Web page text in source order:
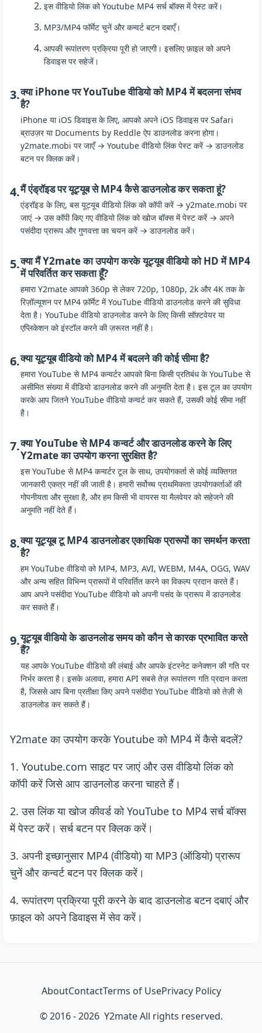
इस वीडियो लिंक को Youtube MP4 सर्च बॉक्स में पेस्ट करें।
MP3/MP4 फॉर्मेट चुनें और कन्वर्ट बटन दबाएँ।
आपकी रूपांतरण प्रक्रिया पूरी हो जाएगी। इसलिए फ़ाइल को अपने
डिवाइस पर सहेजें।
3.क्या iPhone पर YouTube वीडियो को MP4 में बदलना संभव
है?
iPhone या iOS डिवाइस के लिए, आपको अपने iOS डिवाइस पर Safari
ब्राउज़र या Documents by Reddle ऐप डाउनलोड करना होगा।
y2mate.mobi पर जाएँ → Youtube वीडियो लिंक पेस्ट करें → डाउनलोड
बटन पर क्लिक करें।
4.मैं एंड्रॉइड पर यूट्यूब से MP4 कैसे डाउनलोड कर सकता हूं?
एंड्रॉइड के लिए, बस यूट्यूब वीडियो लिंक को कॉपी करें → y2mate.mobi पर
जाएं → उस कॉपी किए गए वीडियो लिंक को खोज बॉक्स में पेस्ट करें → अपने
पसंदीदा प्रारूप और गुणवत्ता का चयन करें → डाउनलोड करें।
5.क्या मैं Y2mate का उपयोग करके यूट्यूब वीडियो को HD में MP4
में परिवर्तित कर सकता हूँ?
हमारा Y2mate आपको 360p से लेकर 720p, 1080p, 2k और 4K तक के
रिज़ॉल्यूशन पर MP4 फ़ॉर्मेट में YouTube वीडियो डाउनलोड करने की सुविधा
देता है। YouTube वीडियो डाउनलोड करने के लिए किसी सॉफ़्टवेयर या
एप्लिकेशन को इंस्टॉल करने की ज़रूरत नहीं है।
6.क्या यूट्यूब वीडियो को MP4 में बदलने की कोई सीमा है?
हमारा YouTube से MP4 कन्वर्टर आपको बिना किसी प्रतिबंध के YouTube से
असीमित संख्या में वीडियो डाउनलोड करने की अनुमति देता है। इस टूल का उपयोग
करके आप जितने YouTube वीडियो कन्वर्ट कर सकते हैं, उसकी कोई सीमा नहीं
है।
7.क्या YouTube से MP4 कन्वर्ट और डाउनलोड करने के लिए
Y2mate का उपयोग करना सुरक्षित है?
इस YouTube से MP4 कन्वर्टर टूल के साथ, उपयोगकर्ता से कोई व्यक्तिगत
जानकारी एकत्र नहीं की जाती है। हमारी सर्वोच्च प्राथमिकता उपयोगकर्ताओं की
गोपनीयता और सुरक्षा है, और हम किसी भी वायरस या मैलवेयर को सहेजने की
अनुमति नहीं देते हैं।
8.क्या यूट्यूब टू MP4 डाउनलोडर एकाधिक प्रारूपों का समर्थन करता
है?
हम YouTube वीडियो को MP4, MP3, AVI, WEBM, M4A, OGG, WAV
और अन्य सहित विभिन्न प्रारूपों में परिवर्तित करने का विकल्प प्रदान करते हैं।
आप अपने पसंदीदा YouTube वीडियो को अपनी पसंद के प्रारूप में डाउनलोड
कर सकते हैं।
9.यूट्यूब वीडियो के डाउनलोड समय को कौन से कारक प्रभावित करते
हैं?
यह आपके YouTube वीडियो की लंबाई और आपके इंटरनेट कनेक्शन की गति पर
निर्भर करता है। इसके अलावा, हमारा API सबसे तेज़ रूपांतरण गति प्रदान करता
है, जिससे आप बिना प्रतीक्षा किए अपने पसंदीदा YouTube वीडियो को तेज़ी से
डाउनलोड कर सकते हैं।
Y2mate का उपयोग करके Youtube को MP4 में कैसे बदलें?
1. Youtube.com साइट पर जाएं और उस वीडियो लिंक को
कॉपी करें जिसे आप डाउनलोड करना चाहते हैं।
2. उस लिंक या खोज कीवर्ड को YouTube to MP4 सर्च बॉक्स
में पेस्ट करें। सर्च बटन पर क्लिक करें।
3. अपनी इच्छानुसार MP4 (वीडियो) या MP3 (ऑडियो) प्रारूप
चुनें और कन्वर्ट बटन पर क्लिक करें।
4. रूपांतरण प्रक्रिया पूरी करने के बाद डाउनलोड बटन दबाएं और
फ़ाइल को अपने डिवाइस में सेव करें।
AboutContactTerms of UsePrivacy Policy
© 2016 - 2026 Y2mateAll rights reserved.